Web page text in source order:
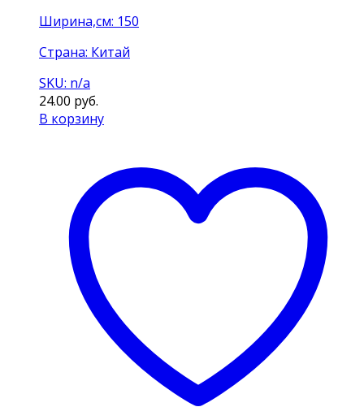
Ширина,см: 150
Страна: Китай
SKU: n/a
24.00 руб.
В корзину